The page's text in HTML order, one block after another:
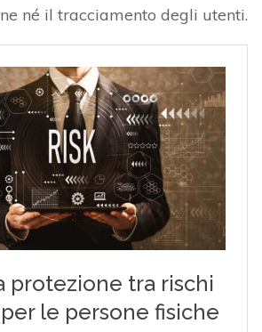
né il tracciamento degli utenti.